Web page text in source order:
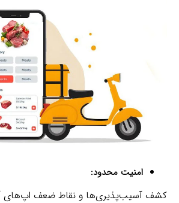
امنیت محدود:
کشف آسیب‌پذیری‌ها و نقاط ضعف اپ‌های